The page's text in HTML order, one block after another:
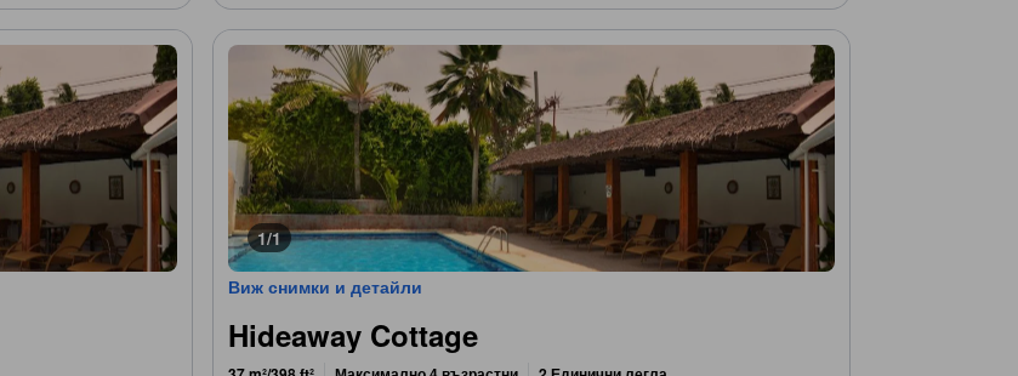
1/1
Виж снимки и детайли
Hideaway Cottage